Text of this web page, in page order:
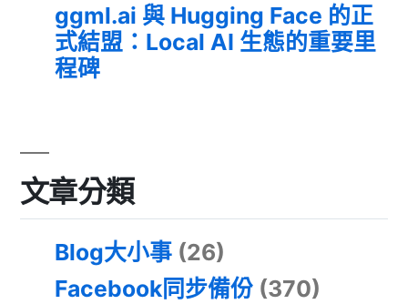
ggml.ai 與 Hugging Face 的正
式結盟：Local AI 生態的重要里
程碑
文章分類
Blog大小事 (26)
Facebook同步備份 (370)